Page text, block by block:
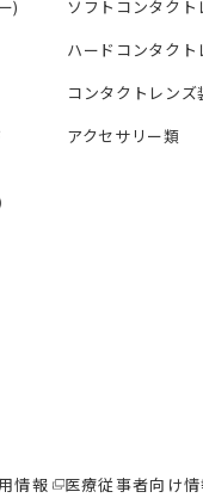
)
ソフトコンタクト
ハードコンタクト
コンタクトレンズ
アクセサリー類
情報 医療従事者向け